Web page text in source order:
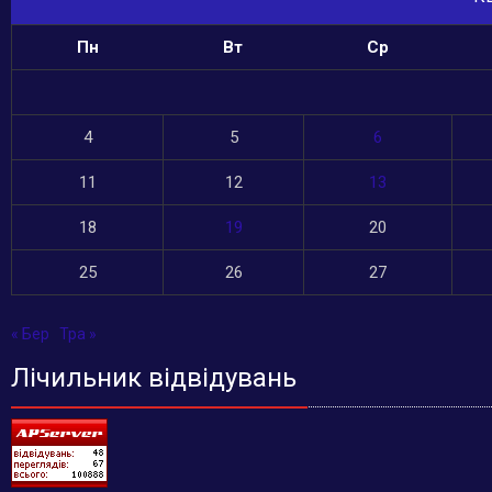
Пн Вт Ср
4 5 6
11 12 13
18 19 20
25 26 27
« Бер Тра »
Лічильник відвідувань